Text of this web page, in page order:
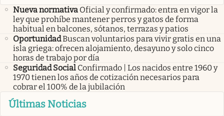
Nueva normativa Oficial y confirmado: entra en vigor la
ley que prohíbe mantener perros y gatos de forma
habitual en balcones, sótanos, terrazas y patios
OportunidadBuscan voluntarios para vivir gratis en una
isla griega: ofrecen alojamiento, desayuno y solo cinco
horas de trabajo por día
Seguridad Social Confirmado | Los nacidos entre 1960 y
1970 tienen los años de cotización necesarios para
cobrar el 100% de la jubilación
Últimas Noticias